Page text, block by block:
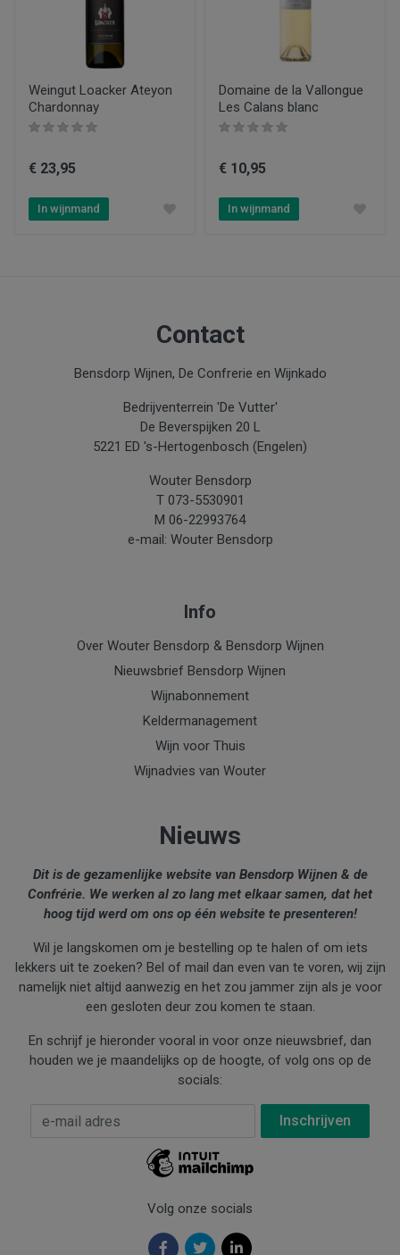
chardonnay
Producent
Bruno Andreu - Maison les Prunelles
Kleur
Type product
Wijn
Maison les
Weingut Loacker Ateyon
Chardonnay
€ 23,95
In wijnmand
Domaine de la Vallongue
Les Calans blanc
€ 10,95
In wijnmand
Contact
Bensdorp Wijnen, De Confrerie en Wijnkado
Bedrijventerrein 'De Vutter'
De Beverspijken 20 L
5221 ED 's-Hertogenbosch (Engelen)
Wouter Bensdorp
T 073-5530901
M 06-22993764
e-mail: Wouter Bensdorp
Info
Over Wouter Bensdorp & Bensdorp Wijnen
Nieuwsbrief Bensdorp Wijnen
Wijnabonnement
Keldermanagement
Wijn voor Thuis
Wijnadvies van Wouter
Nieuws
Dit is de gezamenlijke website van Bensdorp Wijnen & de
Confrérie. We werken al zo lang met elkaar samen, dat het
hoog tijd werd om ons op één website te presenteren!
Wil je langskomen om je bestelling op te halen of om iets
lekkers uit te zoeken? Bel of mail dan even van te voren, wij zijn
namelijk niet altijd aanwezig en het zou jammer zijn als je voor
een gesloten deur zou komen te staan.
En schrijf je hieronder vooral in voor onze nieuwsbrief, dan
houden we je maandelijks op de hoogte, of volg ons op de
socials:
E-mail Adres
Volg onze socials